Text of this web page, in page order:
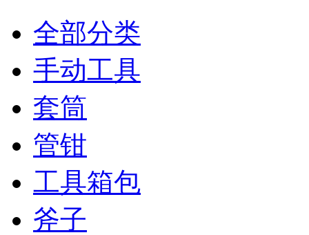
全部分类
手动工具
套筒
管钳
工具箱包
斧子